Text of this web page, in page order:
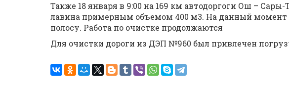
Также 18 января в 9:00 на 169 км автодоргоги Ош –
лавина примерным объемом 400 м3. На данный момент
полосу. Работа по очистке продолжаются
Для очистки дороги из ДЭП №960 был привлечен